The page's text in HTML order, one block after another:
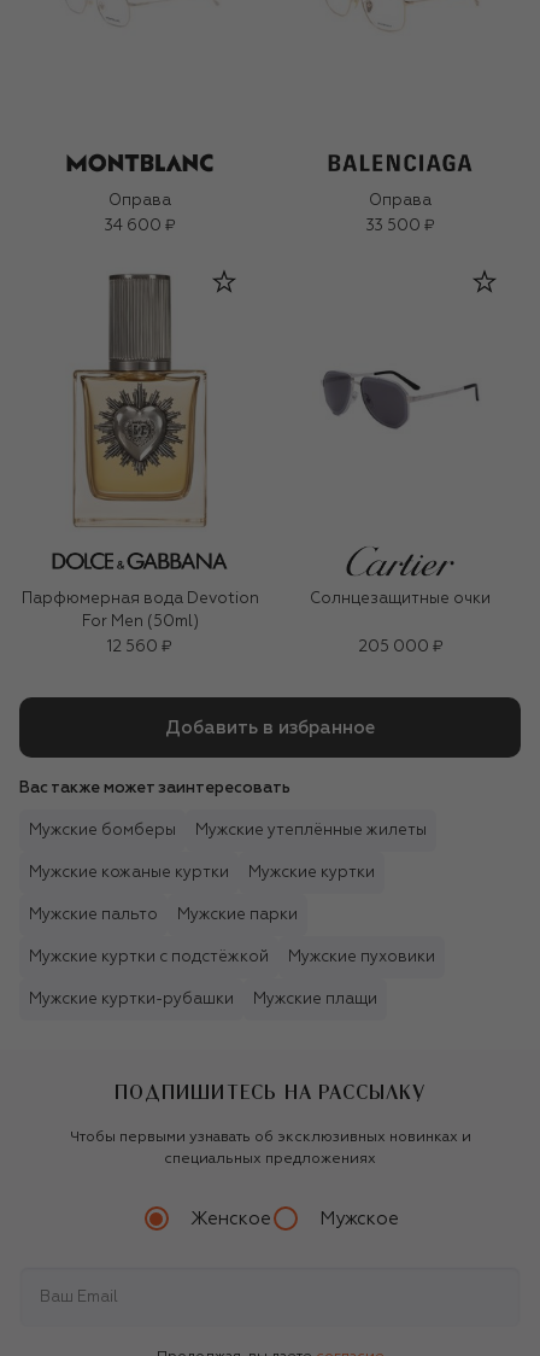
Оправа
34 600 ₽
Оправа
33 500 ₽
Парфюмерная вода Devotion
For Men (50ml)
12 560 ₽
Солнцезащитные очки
205 000 ₽
Добавить в избранное
Вас также может заинтересовать
Мужские бомберы Мужские утеплённые жилеты
Мужские кожаные куртки Мужские куртки
Мужские пальто Мужские парки
Мужские куртки с подстёжкой Мужские пуховики
Мужские куртки-рубашки Мужские плащи
ПОДПИШИТЕСЬ НА РАССЫЛКУ
Чтобы первыми узнавать об эксклюзивных новинках и
специальных предложениях
Женское Мужское